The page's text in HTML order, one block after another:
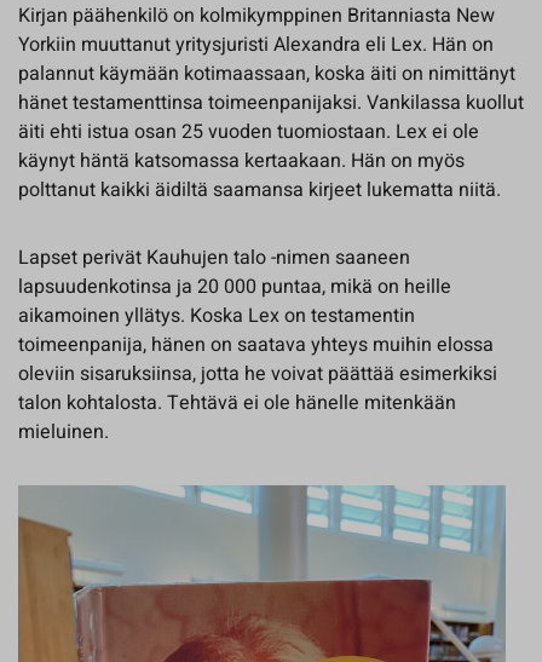
Kirjan päähenkilö on kolmikymppinen Britanniasta New
Yorkiin muuttanut yritysjuristi Alexandra eli Lex. Hän on
palannut käymään kotimaassaan, koska äiti on nimittänyt
hänet testamenttinsa toimeenpanijaksi. Vankilassa kuollut
äiti ehti istua osan 25 vuoden tuomiostaan. Lex ei ole
käynyt häntä katsomassa kertaakaan. Hän on myös
polttanut kaikki äidiltä saamansa kirjeet lukematta niitä.
Lapset perivät Kauhujen talo -nimen saaneen
lapsuudenkotinsa ja 20 000 puntaa, mikä on heille
aikamoinen yllätys. Koska Lex on testamentin
toimeenpanija, hänen on saatava yhteys muihin elossa
oleviin sisaruksiinsa, jotta he voivat päättää esimerkiksi
talon kohtalosta. Tehtävä ei ole hänelle mitenkään
mieluinen.